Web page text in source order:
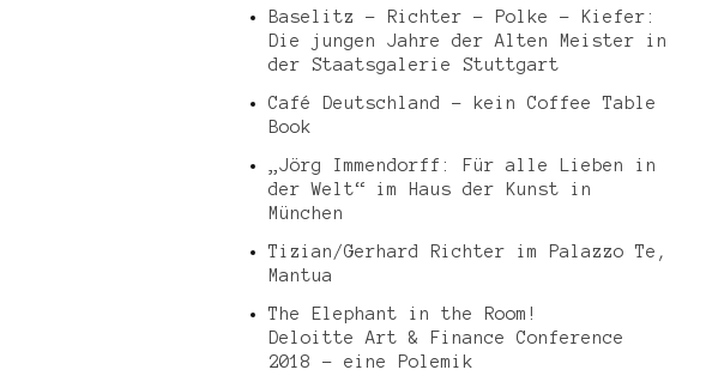
Baselitz – Richter – Polke – Kiefer:
Die jungen Jahre der Alten Meister in
der Staatsgalerie Stuttgart
Café Deutschland – kein Coffee Table
Book
„Jörg Immendorff: Für alle Lieben in
der Welt“ im Haus der Kunst in
München
Tizian/Gerhard Richter im Palazzo Te,
Mantua
The Elephant in the Room!
Deloitte Art & Finance Conference
2018 – eine Polemik